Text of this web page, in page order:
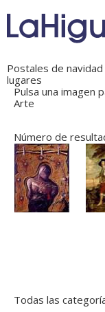
Postales de navidad
lugares
Pulsa una imagen
Arte
Número de
Todas las